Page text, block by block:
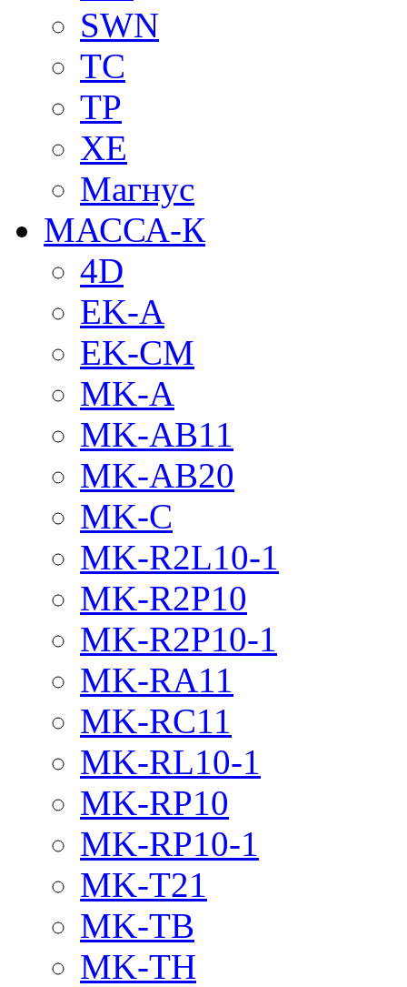
SWN
TC
TP
XE
Магнус
МАССА-К
4D
EK-A
EK-CM
MK-A
MK-AB11
MK-AB20
MK-C
MK-R2L10-1
MK-R2P10
MK-R2P10-1
MK-RA11
MK-RC11
MK-RL10-1
MK-RP10
MK-RP10-1
MK-T21
MK-TB
MK-TH